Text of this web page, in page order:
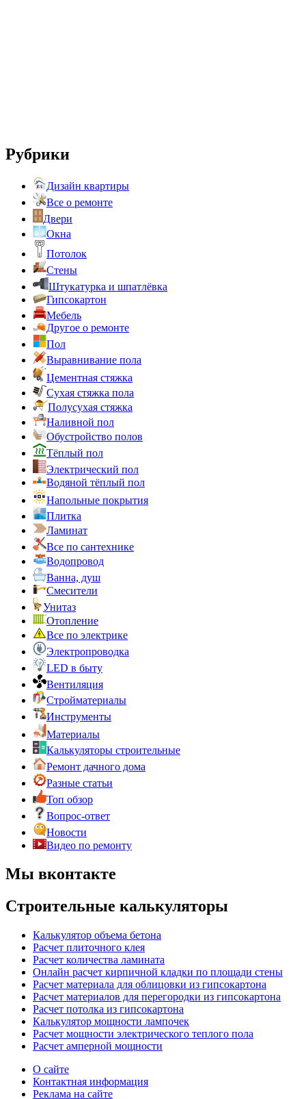
Рубрики
Дизайн квартиры
Все о ремонте
Двери
Окна
Потолок
Стены
Штукатурка и шпатлёвка
Гипсокартон
Мебель
Другое о ремонте
Пол
Выравнивание пола
Цементная стяжка
Сухая стяжка пола
Полусухая стяжка
Наливной пол
Обустройство полов
Тёплый пол
Электрический пол
Водяной тёплый пол
Напольные покрытия
Плитка
Ламинат
Все по сантехнике
Водопровод
Ванна, душ
Смесители
Унитаз
Отопление
Все по электрике
Электропроводка
LED в быту
Вентиляция
Стройматериалы
Инструменты
Материалы
Калькуляторы строительные
Ремонт дачного дома
Разные статьи
Топ обзор
Вопрос-ответ
Новости
Видео по ремонту
Мы вконтакте
Строительные калькуляторы
Калькулятор объема бетона
Расчет плиточного клея
Расчет количества ламината
Онлайн расчет кирпичной кладки по площади стены
Расчет материала для облицовки из гипсокартона
Расчет материалов для перегородки из гипсокартона
Расчет потолка из гипсокартона
Калькулятор мощности лампочек
Расчет мощности электрического теплого пола
Расчет амперной мощности
О сайте
Контактная информация
Реклама на сайте